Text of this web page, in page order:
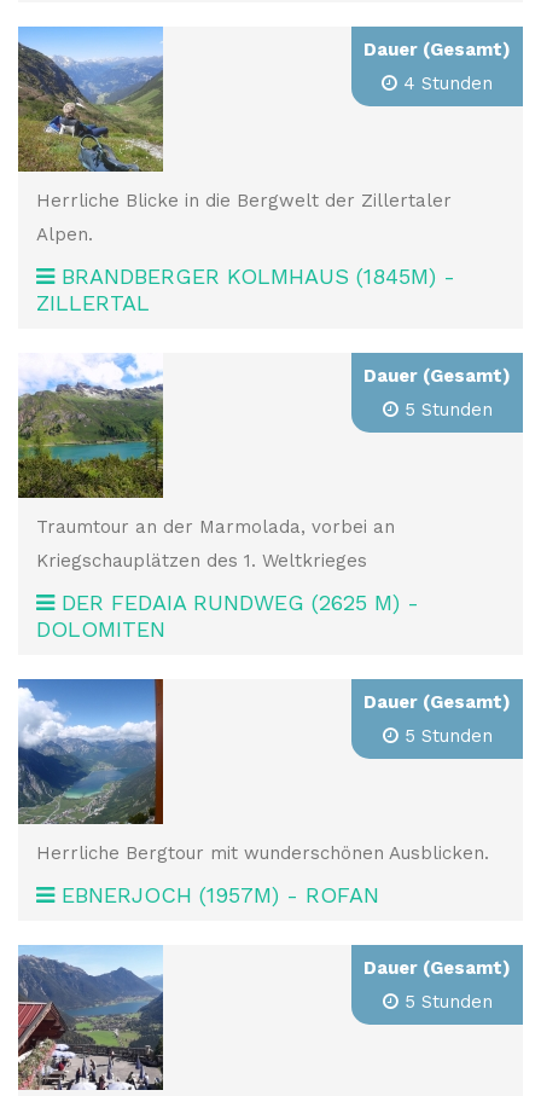
Herrliche Blicke in die Bergwelt der Zillertaler
Alpen.
BRANDBERGER KOLMHAUS (1845M) -
ZILLERTAL
Dauer (Gesamt)
4 Stunden
Traumtour an der Marmolada, vorbei an
Kriegschauplätzen des 1. Weltkrieges
DER FEDAIA RUNDWEG (2625 M) -
DOLOMITEN
Dauer (Gesamt)
5 Stunden
Herrliche Bergtour mit wunderschönen Ausblicken.
EBNERJOCH (1957M) - ROFAN
Dauer (Gesamt)
5 Stunden
Dauer (Gesamt)
5 Stunden